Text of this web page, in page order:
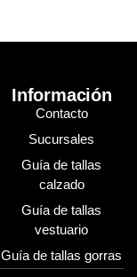
Información
Contacto
Sucursales
Guía de tallas
calzado
Guía de tallas
vestuario
Guía de tallas gorras